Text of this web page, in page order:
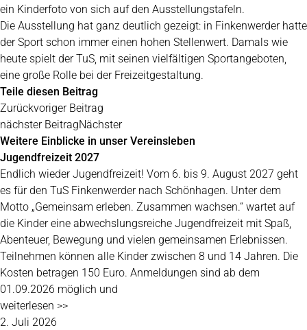
ein Kinderfoto von sich auf den Ausstellungstafeln.
Die Ausstellung hat ganz deutlich gezeigt: in Finkenwerder hatte
der Sport schon immer einen hohen Stellenwert. Damals wie
heute spielt der TuS, mit seinen vielfältigen Sportangeboten,
eine große Rolle bei der Freizeitgestaltung.
Teile diesen Beitrag
Zurückvoriger Beitrag
nächster BeitragNächster
Weitere Einblicke in unser Vereinsleben
Jugendfreizeit 2027
Endlich wieder Jugendfreizeit! Vom 6. bis 9. August 2027 geht
es für den TuS Finkenwerder nach Schönhagen. Unter dem
Motto „Gemeinsam erleben. Zusammen wachsen.“ wartet auf
die Kinder eine abwechslungsreiche Jugendfreizeit mit Spaß,
Abenteuer, Bewegung und vielen gemeinsamen Erlebnissen.
Teilnehmen können alle Kinder zwischen 8 und 14 Jahren. Die
Kosten betragen 150 Euro. Anmeldungen sind ab dem
01.09.2026 möglich und
weiterlesen >>
2. Juli 2026